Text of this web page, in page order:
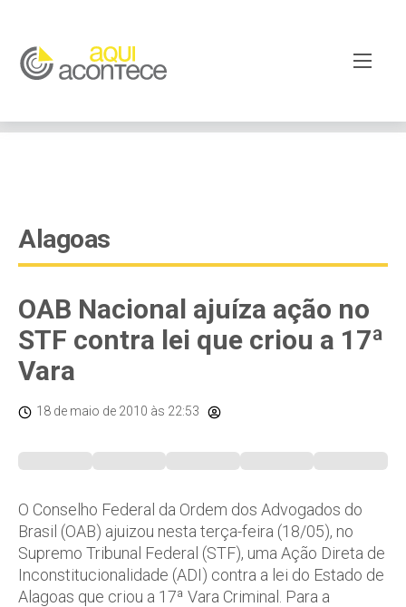
googleb82de9a22cec23e8.html
Alagoas
OAB Nacional ajuíza ação no
STF contra lei que criou a 17ª
Vara
18 de maio de 2010 às 22:53
O Conselho Federal da Ordem dos Advogados do
Brasil (OAB) ajuizou nesta terça-feira (18/05), no
Supremo Tribunal Federal (STF), uma Ação Direta de
Inconstitucionalidade (ADI) contra a lei do Estado de
Alagoas que criou a 17ª Vara Criminal. Para a